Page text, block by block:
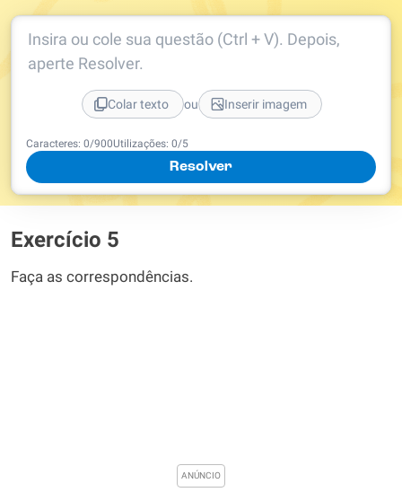
Caracteres: 0/900Utilizações: 0/5
Resolver
Insira ou cole sua questão (Ctrl + V). Depois,
aperte Resolver.
Colar texto ou Inserir imagem
Exercício 5
Faça as correspondências.